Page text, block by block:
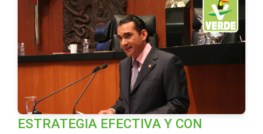
ESTRATEGIA EFECTIVA Y CON